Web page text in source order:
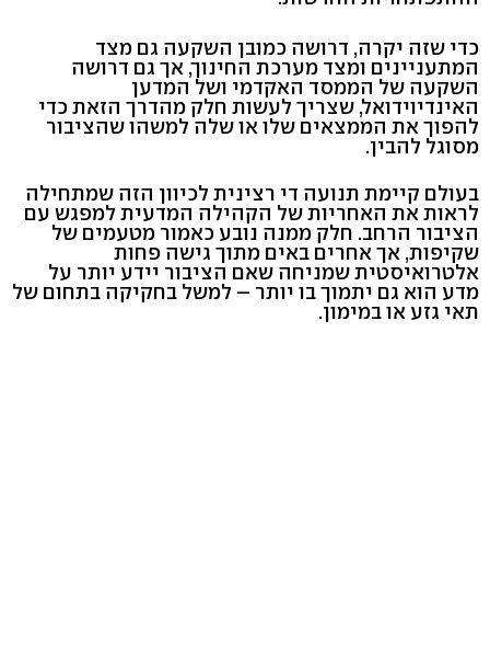
כדי שזה יקרה, דרושה כמובן השקעה גם מצד
המתעניינים ומצד מערכת החינוך, אך גם דרושה
השקעה של הממסד האקדמי ושל המדען
האינדיוידואל, שצריך לעשות חלק מהדרך הזאת כדי
להפוך את הממצאים שלו או שלה למשהו שהציבור
מסוגל להבין.
בעולם קיימת תנועה די רצינית לכיוון הזה שמתחילה
לראות את האחריות של הקהילה המדעית למפגש עם
הציבור הרחב. חלק ממנה נובע כאמור מטעמים של
שקיפות, אך אחרים באים מתוך גישה פחות
אלטרואיסטית שמניחה שאם הציבור יידע יותר על
מדע הוא גם יתמוך בו יותר – למשל בחקיקה בתחום של
תאי גזע או במימון.